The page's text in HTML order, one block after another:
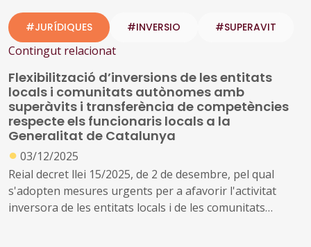
#JURÍDIQUES #INVERSIO #SUPERAVIT
Contingut relacionat
Flexibilització d’inversions de les entitats
locals i comunitats autònomes amb
superàvits i transferència de competències
respecte els funcionaris locals a la
Generalitat de Catalunya
● 03/12/2025
Reial decret llei 15/2025, de 2 de desembre, pel qual
s'adopten mesures urgents per a afavorir l'activitat
inversora de les entitats locals i de les comunitats